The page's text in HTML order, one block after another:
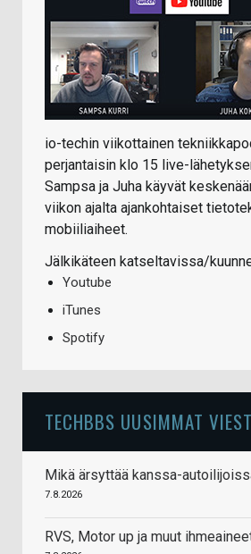
io-techin viikottainen
perjantaisin klo 15 live-
Sampsa ja Juha käyvät
viikon ajalta ajankohtaiset
mobiiliaiheet.
Jälkikäteen katseltavissa/
Youtube
iTunes
Spotify
TECHBBS UUSIMMAT
Mikä ärsyttää kanssa-
7.8.2026
RVS, Motor up ja muut